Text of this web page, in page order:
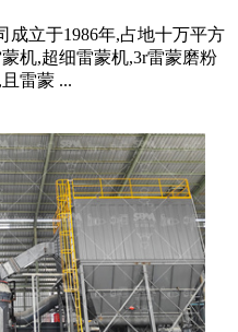
成立于1986年,占地十万平方
机,超细雷蒙机,3r雷蒙磨粉
雷蒙 ...